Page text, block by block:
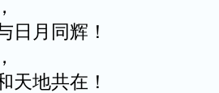
月同辉！
地共在！